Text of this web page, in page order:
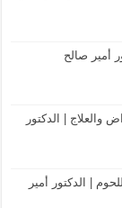
أمير صالح
والعلاج | الدكتور
| الدكتور أمير